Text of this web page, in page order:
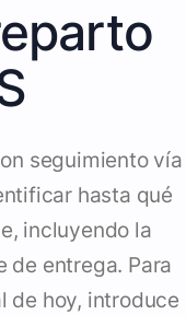
seguimiento vía
hasta qué
incluyendo la
de entrega. Para
de hoy, introduce